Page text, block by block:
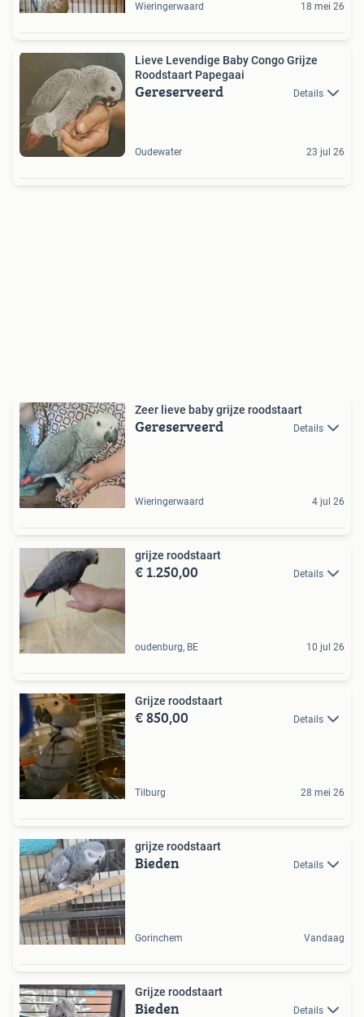
Wieringerwaard 18 mei 26
Lieve Levendige Baby Congo Grijze
Roodstaart Papegaai
Gereserveerd Details
Oudewater 23 jul 26
Zeer lieve baby grijze roodstaart
Gereserveerd Details
Wieringerwaard 4 jul 26
grijze roodstaart
€ 1.250,00 Details
oudenburg, BE 10 jul 26
Grijze roodstaart
€ 850,00 Details
Tilburg 28 mei 26
grijze roodstaart
Bieden Details
Gorinchem Vandaag
Grijze roodstaart
Bieden Details